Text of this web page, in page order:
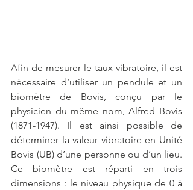
Afin de mesurer le taux vibratoire, il est
nécessaire d’utiliser un pendule et un
biomètre de Bovis, conçu par le
physicien du même nom, Alfred Bovis
(1871-1947). Il est ainsi possible de
déterminer la valeur vibratoire en Unité
Bovis (UB) d’une personne ou d’un lieu.
Ce biomètre est réparti en trois
dimensions : le niveau physique de 0 à